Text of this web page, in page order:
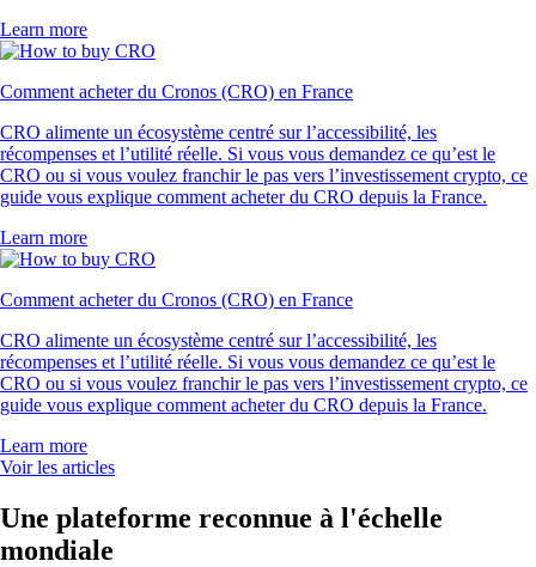
Learn more
Comment acheter du Cronos (CRO) en France
CRO alimente un écosystème centré sur l’accessibilité, les
récompenses et l’utilité réelle. Si vous vous demandez ce qu’est le
CRO ou si vous voulez franchir le pas vers l’investissement crypto, ce
guide vous explique comment acheter du CRO depuis la France.
Learn more
Comment acheter du Cronos (CRO) en France
CRO alimente un écosystème centré sur l’accessibilité, les
récompenses et l’utilité réelle. Si vous vous demandez ce qu’est le
CRO ou si vous voulez franchir le pas vers l’investissement crypto, ce
guide vous explique comment acheter du CRO depuis la France.
Learn more
Voir les articles
Une plateforme reconnue à l'échelle
mondiale